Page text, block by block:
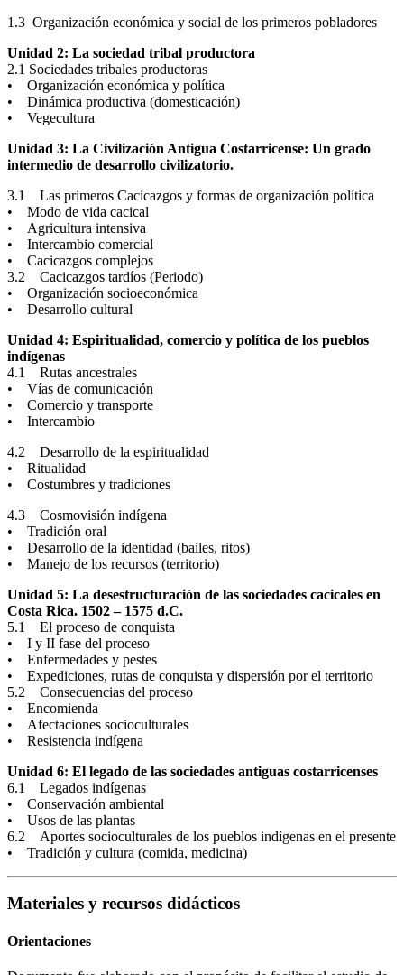
1.3 Organización económica y social de los primeros pobladores
Unidad 2: La sociedad tribal productora
2.1 Sociedades tribales productoras
• Organización económica y política
• Dinámica productiva (domesticación)
• Vegecultura
Unidad 3: La Civilización Antigua Costarricense: Un grado
intermedio de desarrollo civilizatorio.
3.1 Las primeros Cacicazgos y formas de organización política
• Modo de vida cacical
• Agricultura intensiva
• Intercambio comercial
• Cacicazgos complejos
3.2 Cacicazgos tardíos (Periodo)
• Organización socioeconómica
• Desarrollo cultural
Unidad 4: Espiritualidad, comercio y política de los pueblos
indígenas
4.1 Rutas ancestrales
• Vías de comunicación
• Comercio y transporte
• Intercambio
4.2 Desarrollo de la espiritualidad
• Ritualidad
• Costumbres y tradiciones
4.3 Cosmovisión indígena
• Tradición oral
• Desarrollo de la identidad (bailes, ritos)
• Manejo de los recursos (territorio)
Unidad 5: La desestructuración de las sociedades cacicales en
Costa Rica. 1502 – 1575 d.C.
5.1 El proceso de conquista
• I y II fase del proceso
• Enfermedades y pestes
• Expediciones, rutas de conquista y dispersión por el territorio
5.2 Consecuencias del proceso
• Encomienda
• Afectaciones socioculturales
• Resistencia indígena
Unidad 6: El legado de las sociedades antiguas costarricenses
6.1 Legados indígenas
• Conservación ambiental
• Usos de las plantas
6.2 Aportes socioculturales de los pueblos indígenas en el presente
• Tradición y cultura (comida, medicina)
Materiales y recursos didácticos
Orientaciones